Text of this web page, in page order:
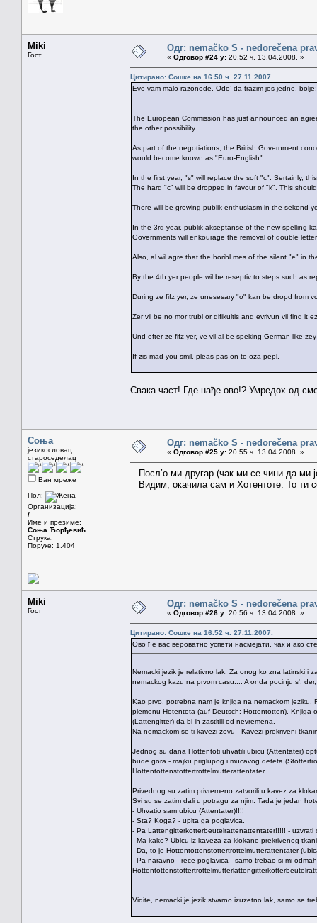
Miki
Гост
Одг: nemačko S - nedorečena
« Одговор #24 у: 20.52 ч. 13.04.2008. »
Цитирано: Сошке на 16.50 ч. 27.11.2007.
Evo vam malo razonode. Odo’ da trazim jos jedno, bolje:
The European Commission has just announced an
the other possibility.
As part of the negotiations, the British Government
would become known as "Euro-English".
In the first year, "s" will replace the soft "c". Sertainly,
The hard "c" will be dropped in favour of "k". This
There will be growing publik enthusiasm in the sekond
In the 3rd year, publik akseptanse of the new spelling
Governments will enkourage the removal of double
Also, al wil agre that the horibl mes of the silent "e" in
By the 4th yer people wil be reseptiv to steps such as
During ze fifz yer, ze unesesary "o" kan be dropd from
Zer vil be no mor trubl or difikultis and evrivun vil find it
Und efter ze fifz yer, ve vil al be speking German like
If zis mad you smil, pleas pas on to oza pepl.
Свака част! Где нађе ово!? Умредох од
Соња
језикословац
староседелац
Ван мреже
Пол:
Организација:
/
Име и презиме:
Соња Ђорђевић
Струка:
Поруке: 1.404
Одг: nemačko S - nedorečena
« Одговор #25 у: 20.55 ч. 13.04.2008. »
Посл’о ми другар (чак ми се чини да ми
Видим, окачила сам и Хотентоте. То ти
Miki
Гост
Одг: nemačko S - nedorečena
« Одговор #26 у: 20.56 ч. 13.04.2008. »
Цитирано: Сошке на 16.52 ч. 27.11.2007.
Ово ће вас вероватно успети насмејати, чак и ако
Nemacki jezik je relativno lak. Za onog ko zna latinski i
nemackog kazu na prvom casu.... A onda pocinju s':
Kao prvo, potrebna nam je knjiga na nemackom
plemenu Hotentota (auf Deutsch: Hottentotten). Knjiga
(Lattengitter) da bi ih zastitili od nevremena.
Na nemackom se ti kavezi zovu - Kavezi prekriveni
Jednog su dana Hottentoti uhvatili ubicu (Attentater)
bude gora - majku priglupog i mucavog deteta
Hottentottenstottertrottelmutterattentater.
Privednog su zatim privremeno zatvorili u kavez za
Svi su se zatim dali u potragu za njim. Tada je jedan
- Uhvatio sam ubicu (Attentater)!!!!
- Sta? Koga? - upita ga poglavica.
- Pa Lattengitterkotterbeutelrattenattentater!!!!! - uzvrati
- Ma kako? Ubicu iz kaveza za klokane prekrivenog
- Da, to je Hottentottenstottertrottelmutterattentater
- Pa naravno - rece poglavica - samo trebao si mi
Vidite, nemacki je jezik stvarno izuzetno lak, samo se